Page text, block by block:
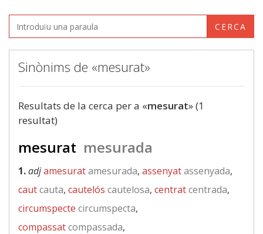
CERCA
Sinònims de «mesurat»
Resultats de la cerca per a «mesurat» (1
resultat)
mesurat mesurada
1.adjamesuratamesurada, assenyatassenyada,
cautcauta, cautelós cautelosa, centratcentrada,
circumspecte circumspecta,
compassatcompassada,